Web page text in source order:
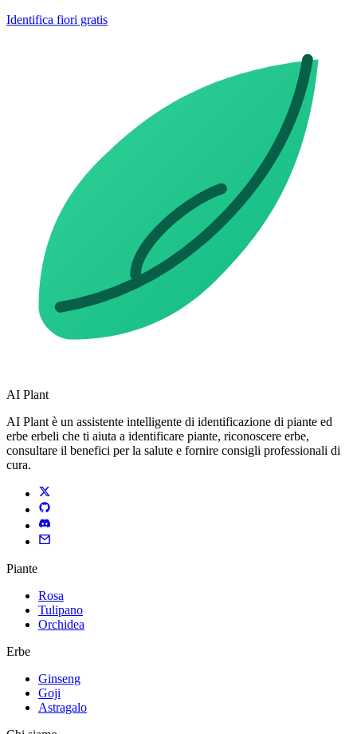
Identifica fiori gratis
AI Plant
AI Plant è un assistente intelligente di identificazione di piante ed
erbe erbeli che ti aiuta a identificare piante, riconoscere erbe,
consultare il benefici per la salute e fornire consigli professionali di
cura.
Piante
Rosa
Tulipano
Orchidea
Erbe
Ginseng
Goji
Astragalo